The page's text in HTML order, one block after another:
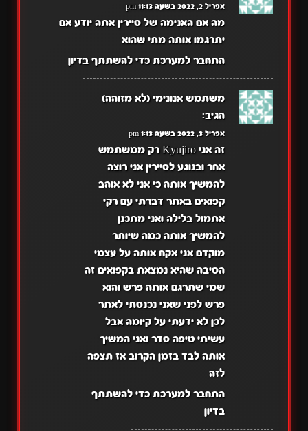
אפריל 2, 2022 בשעה 11:13 pm
מה אם האנימה של סיירין אתה יודע אם
יתרגמו אותה מתי שהוא
התחבר למערכת כדי להשתתף בדיון
משתמש אנונימי (לא מזוהה)
הגיב:
אפריל 3, 2022 בשעה 1:13 pm
זה אני Kyujiro רק ממשתמש
אחר ובנוגע לסיירין אני רוצה
להמשיך אותה כי אני לא אוהב
קפואים באתר דברתי עם רקי
אתמול בלילה ואני מתכנן
להמשיך אותה כמה שיותר
מוקדם אני אקח אותה על עצמי
הסיבה שהיא נמצאת בקפואים זה
שמי שתרגם אותה פרש והוא
פרש לפני שאני נכנסתי לאתר
לכן לא ידעתי על קיומה אבל
עשיתי טיפה סדר ואני המשיך
אותה לבד בזמן הקרוב אז תצפה
לזה
התחבר למערכת כדי להשתתף
בדיון